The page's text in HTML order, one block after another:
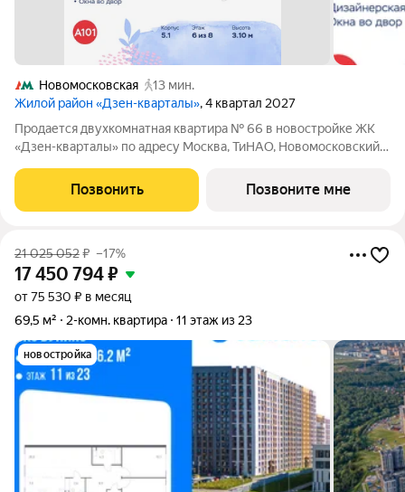
Новомосковская
13 мин.
Жилой район «Дзен-кварталы», 4 квартал 2027
Продается двухкомнатная квартира № 66 в новостройке ЖК
«Дзен-кварталы» по адресу Москва, ТиНАО, Новомосковский
административный округ, район Коммунарка, квартал № 160,
Позвонить Позвоните мне
21 025 052₽ –17%
17 450 794₽
от 75 530 ₽ в месяц
69,5 м²
2-комн. квартира 11 этаж из 23
новостройка